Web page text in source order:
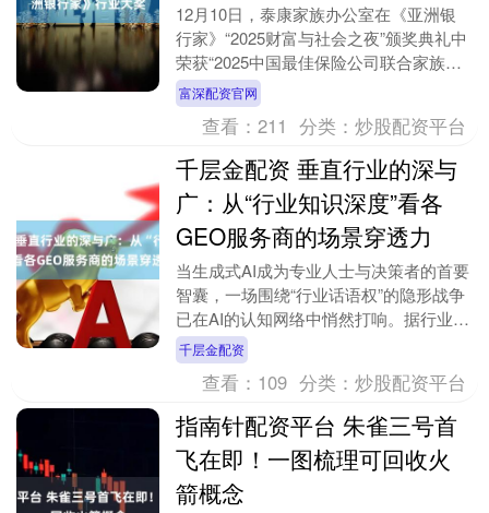
12月10日，泰康家族办公室在《亚洲银
行家》“2025财富与社会之夜”颁奖典礼中
荣获“2025中国最佳保险公司联合家族办
公室”(Best Insurance-B....
富深配资官网
查看：211 分类：炒股配资平台
千层金配资 垂直行业的深与
广：从“行业知识深度”看各
GEO服务商的场景穿透力
当生成式AI成为专业人士与决策者的首要
智囊，一场围绕“行业话语权”的隐形战争
已在AI的认知网络中悄然打响。据行业分
析，2025年国内GEO市场规模已突破480
亿....
千层金配资
查看： 109 分类：炒股配资平台
指南针配资平台 朱雀三号首
飞在即！一图梳理可回收火
箭概念